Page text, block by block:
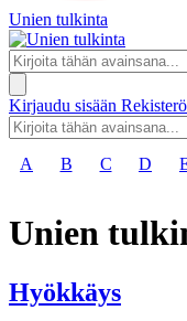
Unien tulkinta
Kirjaudu sisään
A B C D
Unien
Hyökkäys